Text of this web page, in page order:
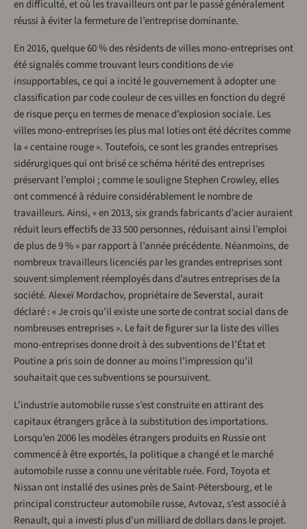
en difficulté, et où les travailleurs ont par le passé généralement
réussi à éviter la fermeture de l’entreprise dominante.
En 2016, quelque 60 % des résidents de villes mono-entreprises ont
été signalés comme trouvant leurs conditions de vie
insupportables, ce qui a incité le gouvernement à adopter une
classification par code couleur de ces villes en fonction du degré
de risque perçu en termes de menace d’explosion sociale. Les
villes mono-entreprises les plus mal loties ont été décrites comme
la « centaine rouge ». Toutefois, ce sont les grandes entreprises
sidérurgiques qui ont brisé ce schéma hérité des entreprises
préservant l’emploi ; comme le souligne Stephen Crowley, elles
ont commencé à réduire considérablement le nombre de
travailleurs. Ainsi, « en 2013, six grands fabricants d’acier auraient
réduit leurs effectifs de 33 500 personnes, réduisant ainsi l’emploi
de plus de 9 % » par rapport à l’année précédente. Néanmoins, de
nombreux travailleurs licenciés par les grandes entreprises sont
souvent simplement réemployés dans d’autres entreprises de la
société. Alexeï Mordachov, propriétaire de Severstal, aurait
déclaré : « Je crois qu’il existe une sorte de contrat social dans de
nombreuses entreprises ». Le fait de figurer sur la liste des villes
mono-entreprises donne droit à des subventions de l’État et
Poutine a pris soin de donner au moins l’impression qu’il
souhaitait que ces subventions se poursuivent.
L’industrie automobile russe s’est construite en attirant des
capitaux étrangers grâce à la substitution des importations.
Lorsqu’en 2006 les modèles étrangers produits en Russie ont
commencé à être exportés, la politique a changé et le marché
automobile russe a connu une véritable ruée. Ford, Toyota et
Nissan ont installé des usines près de Saint-Pétersbourg, et le
principal constructeur automobile russe, Avtovaz, s’est associé à
Renault, qui a investi plus d’un milliard de dollars dans le projet.